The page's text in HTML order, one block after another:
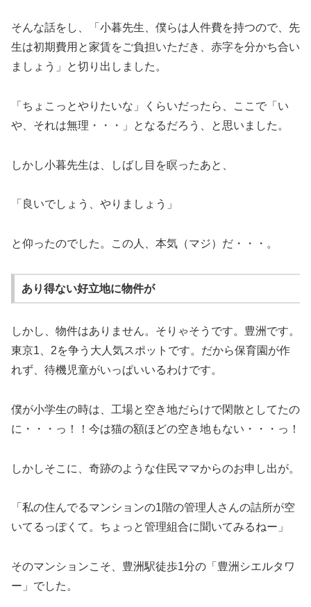
そんな話をし、「小暮先生、僕らは人件費を持つので、先
生は初期費用と家賃をご負担いただき、赤字を分かち合い
ましょう」と切り出しました。
「ちょこっとやりたいな」くらいだったら、ここで「い
や、それは無理・・・」となるだろう、と思いました。
しかし小暮先生は、しばし目を瞑ったあと、
「良いでしょう、やりましょう」
と仰ったのでした。この人、本気（マジ）だ・・・。
あり得ない好立地に物件が
しかし、物件はありません。そりゃそうです。豊洲です。
東京1、2を争う大人気スポットです。だから保育園が作
れず、待機児童がいっぱいいるわけです。
僕が小学生の時は、工場と空き地だらけで閑散としてたの
に・・・っ！！今は猫の額ほどの空き地もない・・・っ！
しかしそこに、奇跡のような住民ママからのお申し出が。
「私の住んでるマンションの1階の管理人さんの詰所が空
いてるっぽくて。ちょっと管理組合に聞いてみるねー」
そのマンションこそ、豊洲駅徒歩1分の「豊洲シエルタワ
ー」でした。